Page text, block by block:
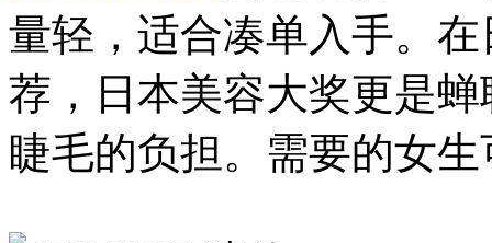
量轻，适合凑单入手。
荐，日本美容大奖更是
睫毛的负担。需要的女